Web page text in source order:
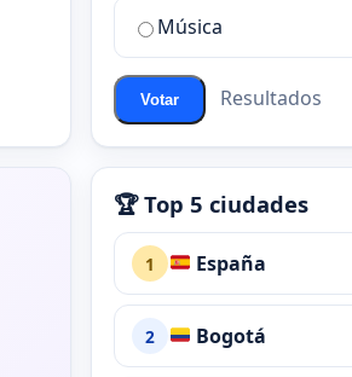
ChatZona?
Música
Votar Resultados
🏆 Top 5 ciudades
1 España
2 Bogotá